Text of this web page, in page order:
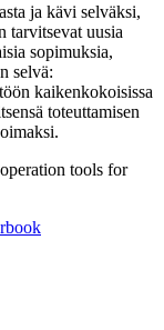
ja kävi selväksi,
tarvitsevat uusia
sopimuksia,
selvä:
kaikenkokoisissa
toteuttamisen
tools for